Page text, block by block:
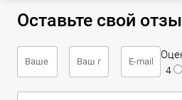
Оставьте свой
4